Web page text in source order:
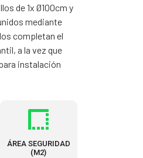
de 1x Ø100cm y
mediante
completan el
a la vez que
instalación
ÁREA SEGURIDAD
(M2)